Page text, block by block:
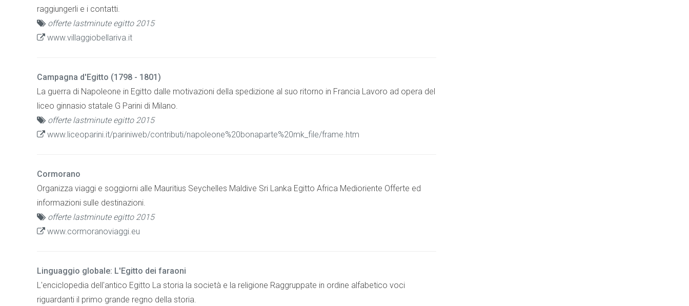
raggiungerli e i contatti.
offerte lastminute egitto 2015
www.villaggiobellariva.it
Campagna d'Egitto (1798 - 1801)
La guerra di Napoleone in Egitto dalle motivazioni della spedizione al suo ritorno in Francia Lavoro ad opera del
liceo ginnasio statale G Parini di Milano.
offerte lastminute egitto 2015
www.liceoparini.it/pariniweb/contributi/napoleone%20bonaparte%20mk_file/frame.htm
Cormorano
Organizza viaggi e soggiorni alle Mauritius Seychelles Maldive Sri Lanka Egitto Africa Medioriente Offerte ed
informazioni sulle destinazioni.
offerte lastminute egitto 2015
www.cormoranoviaggi.eu
Linguaggio globale: L'Egitto dei faraoni
L'enciclopedia dell'antico Egitto La storia la società e la religione Raggruppate in ordine alfabetico voci
riguardanti il primo grande regno della storia.